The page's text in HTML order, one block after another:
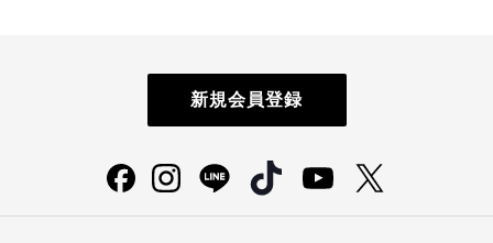
新規会員登録